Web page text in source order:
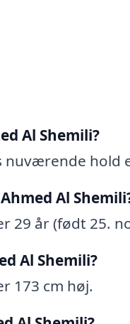
Al Shemili?
nuværende hold
Al
29 år (født 25.
Al Shemili?
173 cm høj.